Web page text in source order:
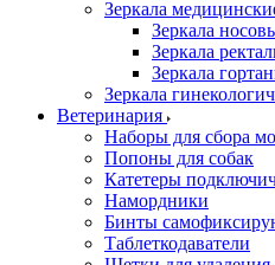
Зеркала
Зеркала
Зеркала
Зеркала
Зеркала
Ветеринария
Наборы для сбора
Попоны для собак
Катетеры
Намордники
Бинты
Таблеткодаватели